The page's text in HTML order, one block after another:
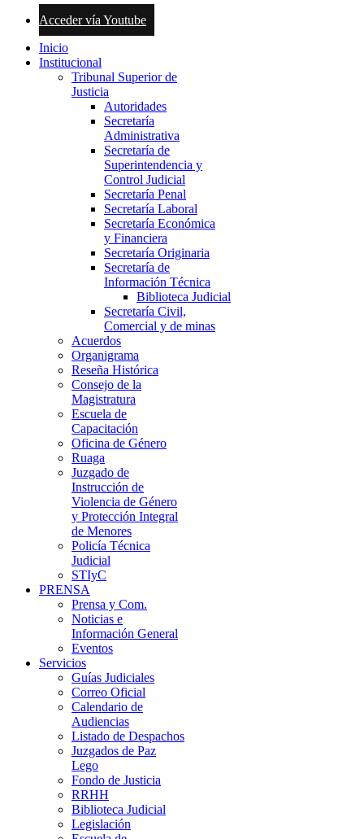
Acceder vía Youtube
Inicio
Institucional
Tribunal Superior de
Justicia
Autoridades
Secretaría
Administrativa
Secretaría de
Superintendencia y
Control Judicial
Secretaría Penal
Secretaría Laboral
Secretaría Económica
y Financiera
Secretaría Originaria
Secretaría de
Información Técnica
Biblioteca Judicial
Secretaría Civil,
Comercial y de minas
Acuerdos
Organigrama
Reseña Histórica
Consejo de la
Magistratura
Escuela de
Capacitación
Oficina de Género
Ruaga
Juzgado de
Instrucción de
Violencia de Género
y Protección Integral
de Menores
Policía Técnica
Judicial
STIyC
PRENSA
Prensa y Com.
Noticias e
Información General
Eventos
Servicios
Guías Judiciales
Correo Oficial
Calendario de
Audiencias
Listado de Despachos
Juzgados de Paz
Lego
Fondo de Justicia
RRHH
Biblioteca Judicial
Legislación